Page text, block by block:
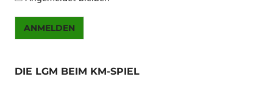
ANMELDEN
DIE LGM BEIM KM-SPIEL